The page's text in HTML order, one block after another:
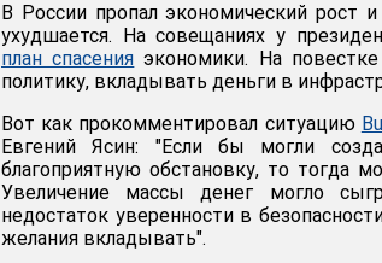
В России пропал экономический рост
ухудшается. На совещаниях у
план спасения экономики. На
политику, вкладывать деньги в
Вот как прокомментировал ситуацию
Евгений Ясин: "Если бы могли
благоприятную обстановку, то тогда
Увеличение массы денег могло
недостаток уверенности в
желания вкладывать".